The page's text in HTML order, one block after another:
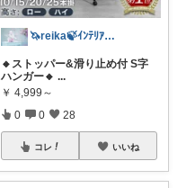
🦄reika🍃ｲﾝﾃﾘｱ🕊感謝💐
🔸ストッパー&滑り止め付 S字
ハンガー🔸 ...
￥ 4,999～
0 0 28
コレ いいね